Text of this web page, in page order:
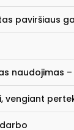
paviršiaus
naudojimas
vengiant